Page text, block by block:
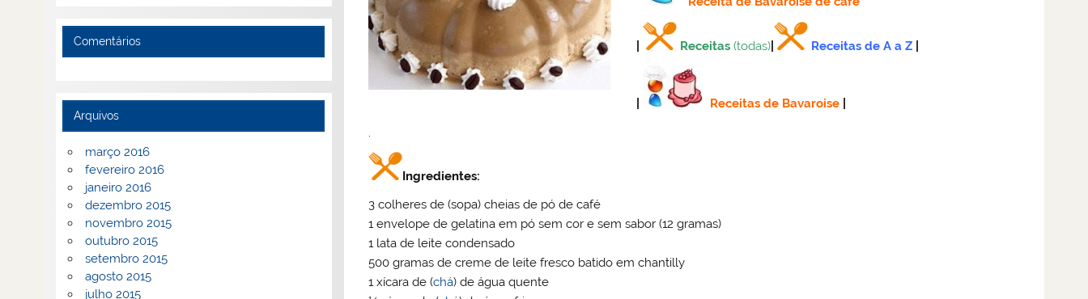
Receitas (todas)| Receitas de A a Z
Receitas de Bavaroise
Ingredientes:
3 colheres de (sopa) cheias de pó de café
1 envelope de gelatina em pó sem cor e sem sabor (12 gramas)
1 lata de leite condensado
500 gramas de creme de leite fresco batido em chantilly
1 xícara de (chá) de água quente
Comentários
Arquivos
março 2016
fevereiro 2016
janeiro 2016
dezembro 2015
novembro 2015
outubro 2015
setembro 2015
agosto 2015
julho 2015